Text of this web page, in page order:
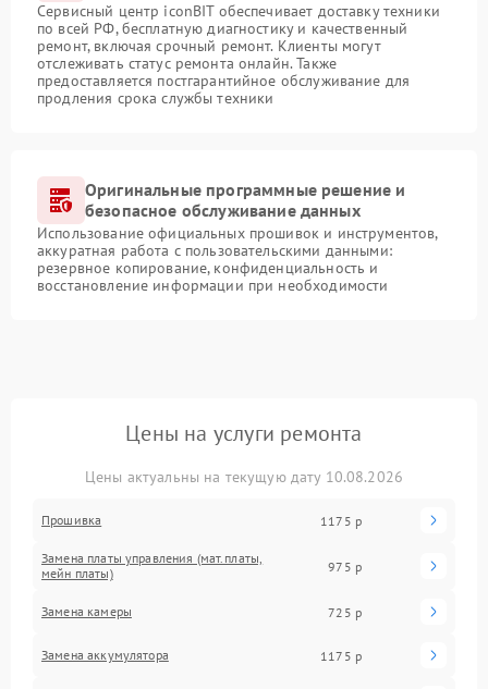
Сервисный центр iconBIT обеспечивает доставку техники
по всей РФ, бесплатную диагностику и качественный
ремонт, включая срочный ремонт. Клиенты могут
отслеживать статус ремонта онлайн. Также
предоставляется постгарантийное обслуживание для
продления срока службы техники
Оригинальные программные решение и
безопасное обслуживание данных
Использование официальных прошивок и инструментов,
аккуратная работа с пользовательскими данными:
резервное копирование, конфиденциальность и
восстановление информации при необходимости
Цены на услуги ремонта
Цены актуальны на текущую дату 10.08.2026
Прошивка 1175 р
Замена платы управления (мат.платы,
мейн платы)
975 р
Замена камеры 725 р
Замена аккумулятора 1175 р